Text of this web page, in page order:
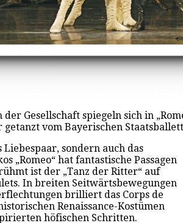
der Gesellschaft spiegeln sich in
vom Bayerischen
sondern auch das
„Romeo“ hat fantastische Passagen
ist der „Tanz der Ritter“ auf
In breiten Seitwärtsbewegungen
brilliert das Corps de
Renaissance-Kostümen
höfischen Schritten.